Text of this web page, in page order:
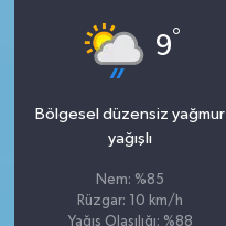
9°
Bölgesel düzensiz yağmur
yağışlı
Nem: %85
Rüzgar: 10 km/h
Yağış Olasılığı: %88